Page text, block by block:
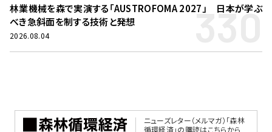
林業機械を森で実演する「AUSTROFOMA 2027」 日本が学ぶ
べき急斜面を制する技術と発想
330
2026.08.04
ニューズレター（メルマガ）「森林
循環経済」の購読はこちらから